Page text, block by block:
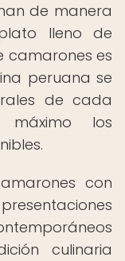
de manera
lleno de
camarones es
peruana se
de cada
máximo los
con
culinaria